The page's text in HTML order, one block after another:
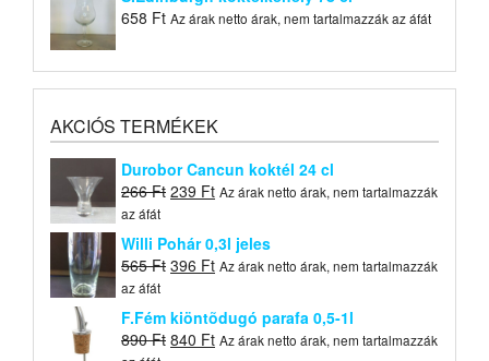
658 Ft Az árak netto árak, nem tartalmazzák az áfát
AKCIÓS TERMÉKEK
Durobor Cancun koktél 24 cl
266Ft Original
was:
266 Ft.
239 FtCurrent
is:
239 Ft.
Az árak netto árak, nem tartalmazzák
az áfát
Willi Pohár 0,3l jeles
565Ft Original
was:
565 Ft.
396 FtCurrent
is:
396 Ft.
Az árak netto árak, nem tartalmazzák
az áfát
F.Fém kiöntõdugó parafa 0,5-1l
890Ft Original
840 FtCurrent
Az árak netto árak, nem tartalmazzák